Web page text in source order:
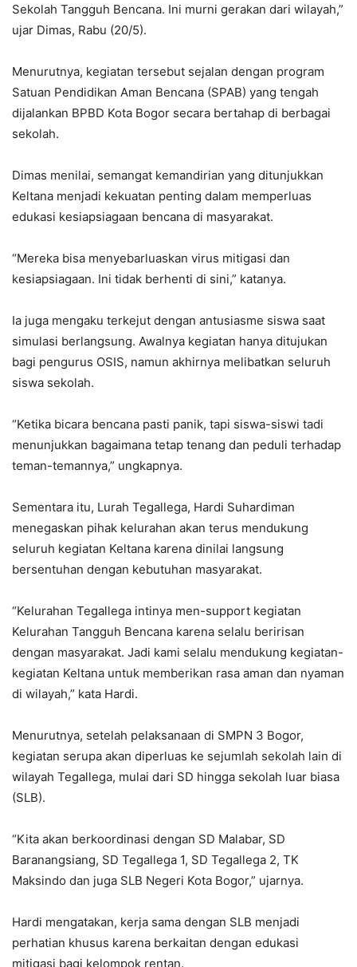
Sekolah Tangguh Bencana. Ini murni gerakan dari wilayah,”
ujar Dimas, Rabu (20/5).
Menurutnya, kegiatan tersebut sejalan dengan program
Satuan Pendidikan Aman Bencana (SPAB) yang tengah
dijalankan BPBD Kota Bogor secara bertahap di berbagai
sekolah.
Dimas menilai, semangat kemandirian yang ditunjukkan
Keltana menjadi kekuatan penting dalam memperluas
edukasi kesiapsiagaan bencana di masyarakat.
“Mereka bisa menyebarluaskan virus mitigasi dan
kesiapsiagaan. Ini tidak berhenti di sini,” katanya.
Ia juga mengaku terkejut dengan antusiasme siswa saat
simulasi berlangsung. Awalnya kegiatan hanya ditujukan
bagi pengurus OSIS, namun akhirnya melibatkan seluruh
siswa sekolah.
“Ketika bicara bencana pasti panik, tapi siswa-siswi tadi
menunjukkan bagaimana tetap tenang dan peduli terhadap
teman-temannya,” ungkapnya.
Sementara itu, Lurah Tegallega, Hardi Suhardiman
menegaskan pihak kelurahan akan terus mendukung
seluruh kegiatan Keltana karena dinilai langsung
bersentuhan dengan kebutuhan masyarakat.
“Kelurahan Tegallega intinya men-support kegiatan
Kelurahan Tangguh Bencana karena selalu beririsan
dengan masyarakat. Jadi kami selalu mendukung kegiatan-
kegiatan Keltana untuk memberikan rasa aman dan nyaman
di wilayah,” kata Hardi.
Menurutnya, setelah pelaksanaan di SMPN 3 Bogor,
kegiatan serupa akan diperluas ke sejumlah sekolah lain di
wilayah Tegallega, mulai dari SD hingga sekolah luar biasa
(SLB).
“Kita akan berkoordinasi dengan SD Malabar, SD
Baranangsiang, SD Tegallega 1, SD Tegallega 2, TK
Maksindo dan juga SLB Negeri Kota Bogor,” ujarnya.
Hardi mengatakan, kerja sama dengan SLB menjadi
perhatian khusus karena berkaitan dengan edukasi
mitigasi bagi kelompok rentan.